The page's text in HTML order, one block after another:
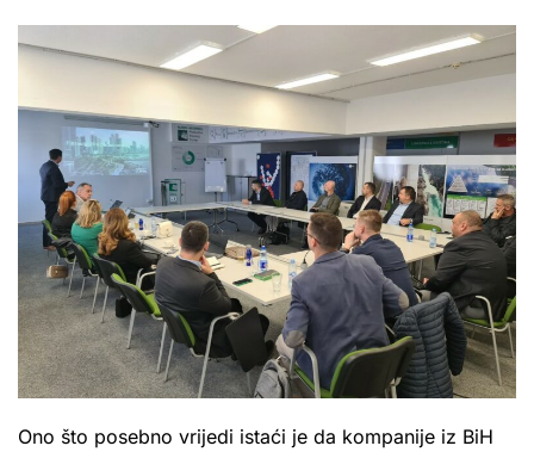
Ono što posebno vrijedi istaći je da kompanije iz BiH